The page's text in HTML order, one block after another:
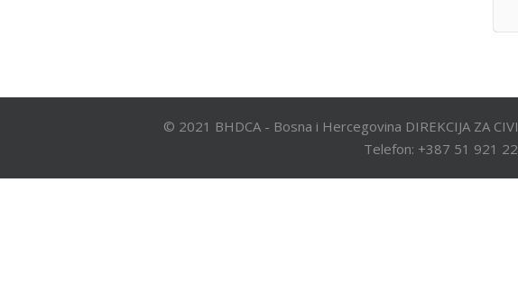
© 2021 BHDCA - Bosna i Hercegovina DIREKCIJA ZA
Telefon: +387 51 921